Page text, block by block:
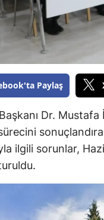
Ordu
Rize
Samsun
Sinop
Sivas
Tokat
Paylaş
Dr. Mustafa
ilgili sorunlar,